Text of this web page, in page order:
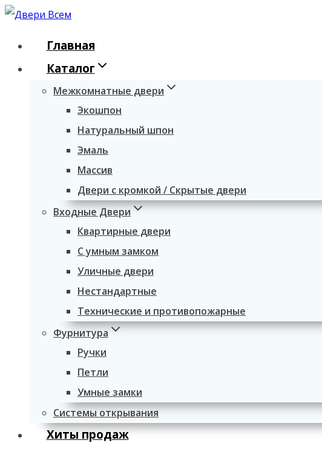
Перейти
содержимомуГлавная
Каталог
Межкомнатные двери
Экошпон
Натуральный шпон
Эмаль
Массив
Двери с кромкой / Скрытые двери
Входные Двери
Квартирные двери
С умным замком
Уличные двери
Нестандартные
Технические и противопожарные
Фурнитура
Ручки
Петли
Умные замки
Системы открывания
Хиты продаж